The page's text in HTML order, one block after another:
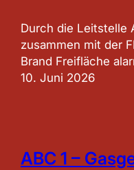
Durch die Leitstelle
zusammen mit der
Brand Freifläche
10. Juni 2026
ABC 1 –